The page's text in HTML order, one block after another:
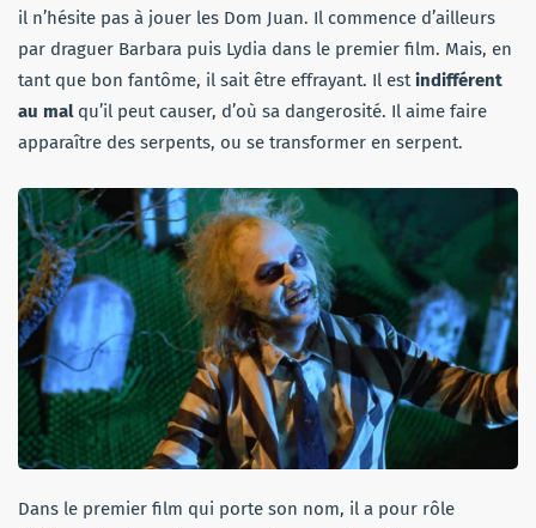
il n’hésite pas à jouer les Dom Juan. Il commence d’ailleurs
par draguer Barbara puis Lydia dans le premier film. Mais, en
tant que bon fantôme, il sait être effrayant. Il estindifférent
au malqu’il peut causer, d’où sa dangerosité. Il aime faire
apparaître des serpents, ou se transformer en serpent.
Dans le premier film qui porte son nom, il a pour rôle